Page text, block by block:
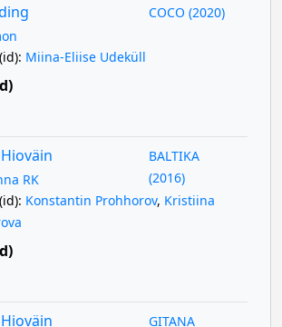
COCO (2020)
Miina-Eliise Udeküll
RK
BALTIKA
(2016)
Konstantin Prohhorov, Kristiina
GITANA